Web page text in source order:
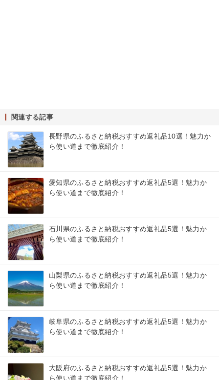
関連する記事
長野県のふるさと納税おすすめ返礼品10選！魅力か
ら使い道まで徹底紹介！
愛知県のふるさと納税おすすめ返礼品5選！魅力か
ら使い道まで徹底紹介！
石川県のふるさと納税おすすめ返礼品5選！魅力か
ら使い道まで徹底紹介！
山梨県のふるさと納税おすすめ返礼品5選！魅力か
ら使い道まで徹底紹介！
岐阜県のふるさと納税おすすめ返礼品5選！魅力か
ら使い道まで徹底紹介！
大阪府のふるさと納税おすすめ返礼品5選！魅力か
ら使い道まで徹底紹介！